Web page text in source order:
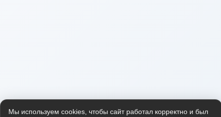
Мы используем cookies, чтобы сайт работал корректно и был